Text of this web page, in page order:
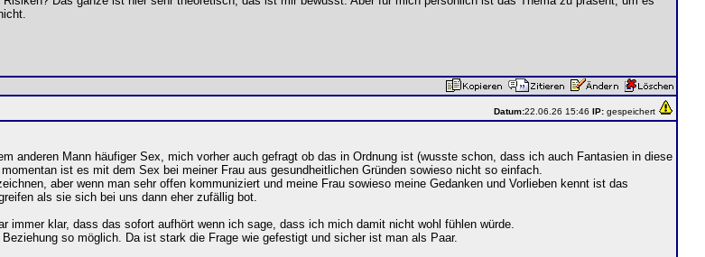
Datum:22.06.26 15:46 IP: gespeichert
anderen Mann häufiger Sex, mich vorher auch gefragt ob das in Ordnung ist (wusste schon, dass ich auch Fantasien in diese
ist es mit dem Sex bei meiner Frau aus gesundheitlichen Gründen sowieso nicht so einfach.
aber wenn man sehr offen kommuniziert und meine Frau sowieso meine Gedanken und Vorlieben kennt ist das
als sie sich bei uns dann eher zufällig bot.
immer klar, dass das sofort aufhört wenn ich sage, dass ich mich damit nicht wohl fühlen würde.
so möglich. Da ist stark die Frage wie gefestigt und sicher ist man als Paar.